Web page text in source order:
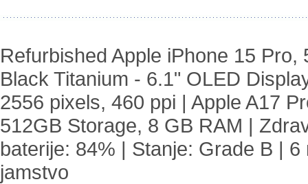
Refurbished Apple iPhone 15 Pro,
Black Titanium - 6.1" OLED
2556 pixels, 460 ppi | Apple A17
512GB Storage, 8 GB RAM |
baterije: 84% | Stanje: Grade B | 6
jamstvo